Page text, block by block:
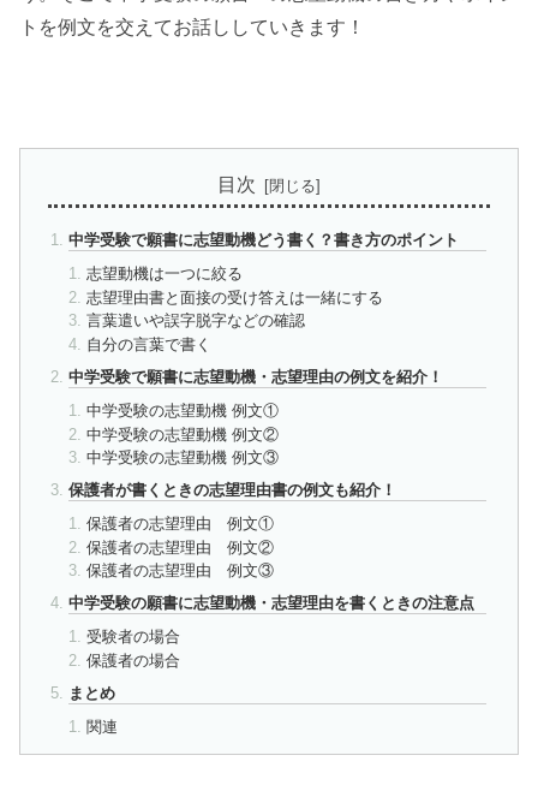
トを例文を交えてお話ししていきます！
目次
中学受験で願書に志望動機どう書く？書き方のポイント
志望動機は一つに絞る
志望理由書と面接の受け答えは一緒にする
言葉遣いや誤字脱字などの確認
自分の言葉で書く
中学受験で願書に志望動機・志望理由の例文を紹介！
中学受験の志望動機 例文①
中学受験の志望動機 例文②
中学受験の志望動機 例文③
保護者が書くときの志望理由書の例文も紹介！
保護者の志望理由 例文①
保護者の志望理由 例文②
保護者の志望理由 例文③
中学受験の願書に志望動機・志望理由を書くときの注意点
受験者の場合
保護者の場合
まとめ
関連